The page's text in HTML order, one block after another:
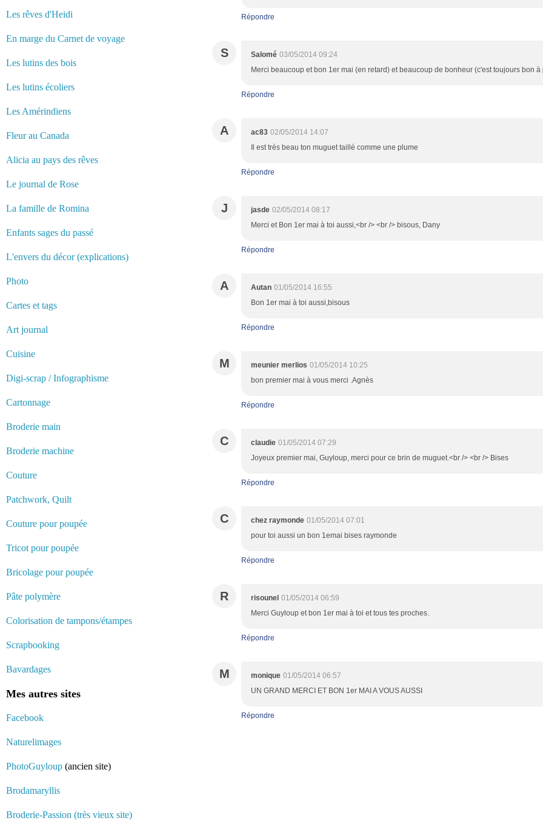
Les rêves d'Heidi
En marge du Carnet de voyage
Les lutins des bois
Les lutins écoliers
Les Amérindiens
Fleur au Canada
Alicia au pays des rêves
Le journal de Rose
La famille de Romina
Enfants sages du passé
L'envers du décor (explications)
Photo
Cartes et tags
Art journal
Cuisine
Digi-scrap / Infographisme
Cartonnage
Broderie main
Broderie machine
Couture
Patchwork, Quilt
Couture pour poupée
Tricot pour poupée
Bricolage pour poupée
Pâte polymère
Colorisation de tampons/étampes
Scrapbooking
Bavardages
Mes autres sites
Facebook
Naturelimages
PhotoGuyloup (ancien site)
Brodamaryllis
Broderie-Passion (très vieux site)
Répondre
S Salomé 03/05/2014 09:24
Merci beaucoup et bon 1er mai (en retard) et beaucoup de bonheur (c'est toujours bon
Répondre
A ac83 02/05/2014 14:07
Il est très beau ton muguet taillé comme une plume
Répondre
J jasde 02/05/2014 08:17
Merci et Bon 1er mai à toi aussi,<br /> <br /> bisous, Dany
Répondre
A Autan 01/05/2014 16:55
Bon 1er mai à toi aussi,bisous
Répondre
M meunier merlios 01/05/2014 10:25
bon premier mai à vous merci .Agnès
Répondre
C claudie 01/05/2014 07:29
Joyeux premier mai, Guyloup, merci pour ce brin de muguet.<br /> <br /> Bises
Répondre
C chez raymonde 01/05/2014 07:01
pour toi aussi un bon 1emai bises raymonde
Répondre
R risounel 01/05/2014 06:59
Merci Guyloup et bon 1er mai à toi et tous tes proches.
Répondre
M monique 01/05/2014 06:57
UN GRAND MERCI ET BON 1er MAI A VOUS AUSSI
Répondre